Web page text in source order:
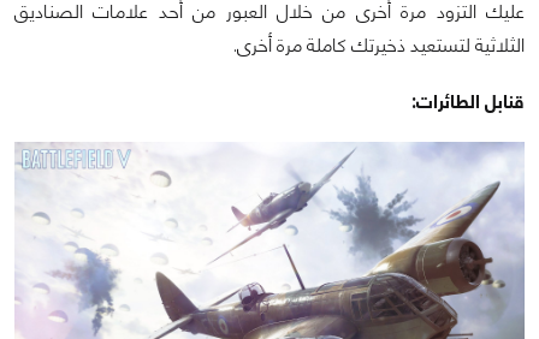
عليك التزود مرة أخرى من خلال العبور من أحد علامات الصناديق
الثلاثية لتستعيد ذخيرتك كاملة مرة أخرى.
قنابل الطائرات: